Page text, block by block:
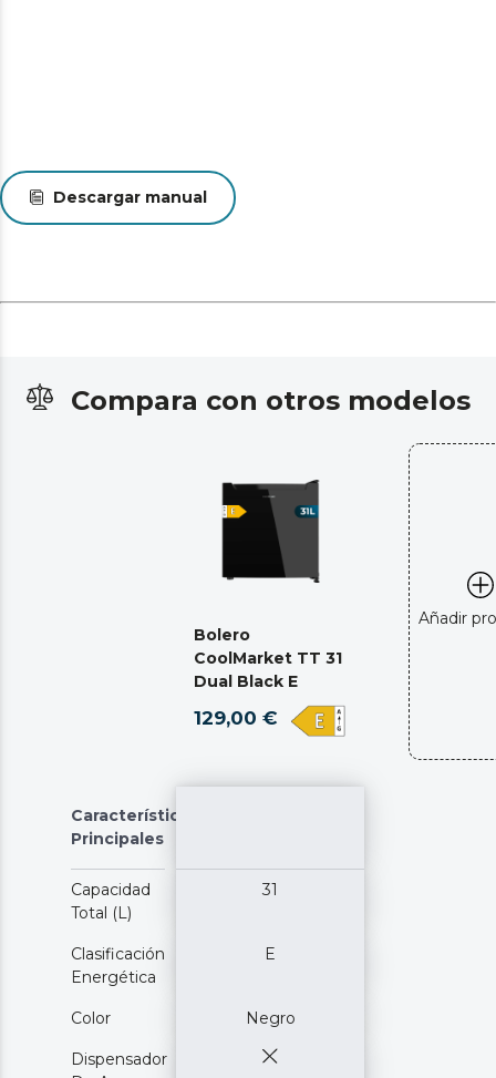
Descargar manual
Compara con otros modelos
Bolero
CoolMarket TT 31
Dual Black E
129,00 €
Añadir
Características
Principales
Capacidad
Total (L)
31
Clasificación
Energética
E
Color Negro
Dispensador